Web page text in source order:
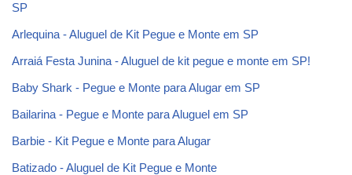
SP
Arlequina - Aluguel de Kit Pegue e Monte em SP
Arraiá Festa Junina - Aluguel de kit pegue e monte em SP!
Baby Shark - Pegue e Monte para Alugar em SP
Bailarina - Pegue e Monte para Aluguel em SP
Barbie - Kit Pegue e Monte para Alugar
Batizado - Aluguel de Kit Pegue e Monte